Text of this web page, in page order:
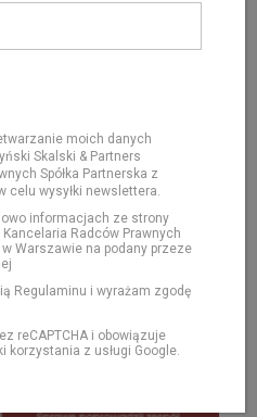
moich danych
Skalski & Partners
Spółka Partnerska z
celu wysyłki newslettera.
informacjach ze strony
Radców Prawnych
Warszawie na podany przeze
Regulaminu i wyrażam zgodę
reCAPTCHA i obowiązuje
korzystania z usługi Google.